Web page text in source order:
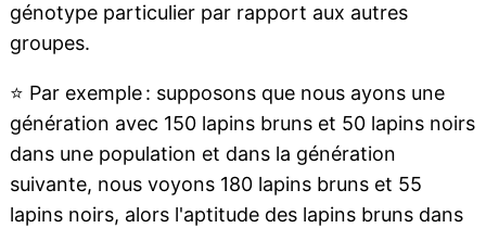
génotype particulier par rapport aux autres
groupes.
⭐ Par exemple : supposons que nous ayons une
génération avec 150 lapins bruns et 50 lapins noirs
dans une population et dans la génération
suivante, nous voyons 180 lapins bruns et 55
lapins noirs, alors l'aptitude des lapins bruns dans